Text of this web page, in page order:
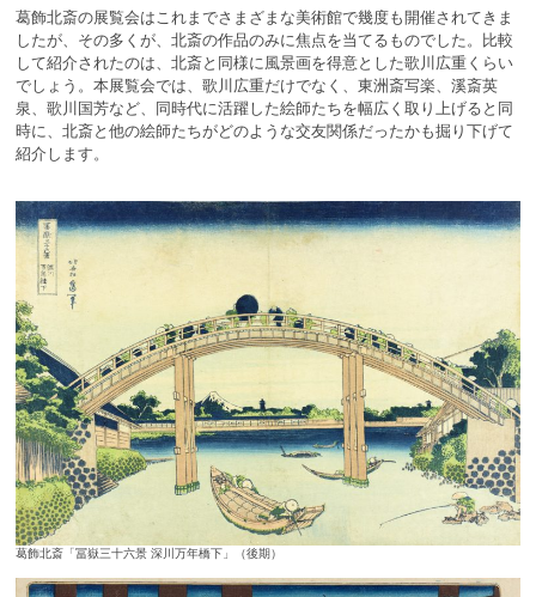
葛飾北斎の展覧会はこれまでさまざまな美術館で幾度も開催されてきま
したが、その多くが、北斎の作品のみに焦点を当てるものでした。比較
して紹介されたのは、北斎と同様に風景画を得意とした歌川広重くらい
でしょう。本展覧会では、歌川広重だけでなく、東洲斎写楽、溪斎英
泉、歌川国芳など、同時代に活躍した絵師たちを幅広く取り上げると同
時に、北斎と他の絵師たちがどのような交友関係だったかも掘り下げて
紹介します。
葛飾北斎「冨嶽三十六景 深川万年橋下」（後期）